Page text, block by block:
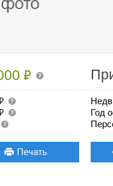
₽
Год
Печать